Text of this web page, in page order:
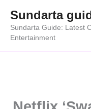
content
Sundarta
Sundarta Guide: Latest
Entertainment